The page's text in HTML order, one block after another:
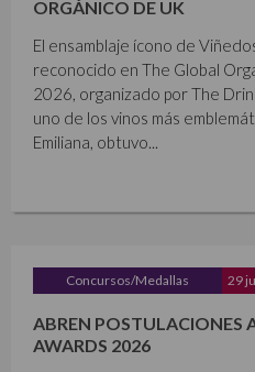
ORGÁNICO DE UK
El ensamblaje ícono de
reconocido en The Global
2026, organizado por The
uno de los vinos más
Emiliana, obtuvo...
Concursos/Medallas 29
ABREN POSTULACIONES
AWARDS 2026